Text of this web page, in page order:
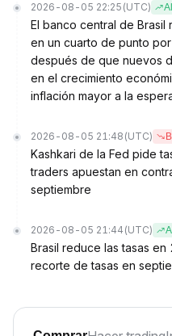
2026-08-05 22:25 (UTC)
El banco central de
en un cuarto de punto
después de que nuevos
en el crecimiento
inflación mayor a la
2026-08-05 21:48 (UTC)
Kashkari de la Fed pide
traders apuestan en
septiembre
2026-08-05 21:44 (UTC)
Brasil reduce las tasas en
recorte de tasas en